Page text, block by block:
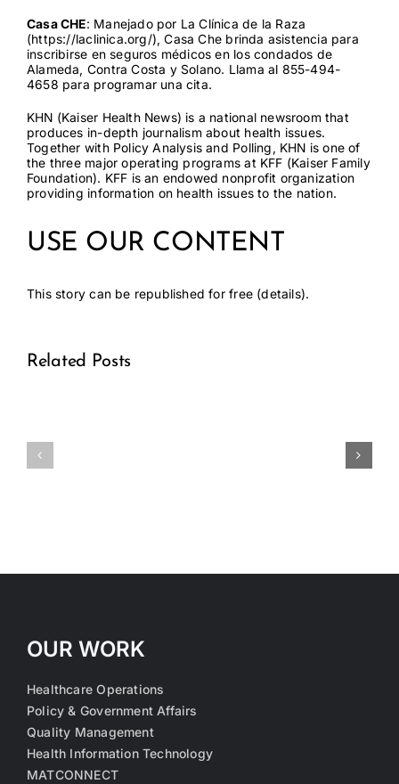
Casa CHE: Manejado por La Clínica de la Raza
(https://laclinica.org/), Casa Che brinda asistencia para
inscribirse en seguros médicos en los condados de
Alameda, Contra Costa y Solano. Llama al 855-494-
4658 para programar una cita.
KHN (Kaiser Health News) is a national newsroom that
produces in-depth journalism about health issues.
Together with Policy Analysis and Polling, KHN is one of
the three major operating programs at KFF (Kaiser Family
Foundation). KFF is an endowed nonprofit organization
providing information on health issues to the nation.
USE OUR CONTENT
This story can be republished for free (details).
Related Posts
Medical
OUR WORK
Healthcare Operations
Policy & Government Affairs
Quality Management
Health Information Technology
MATCONNECT